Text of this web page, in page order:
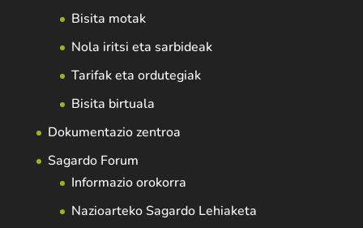
Bisita motak
Nola iritsi eta sarbideak
Tarifak eta ordutegiak
Bisita birtuala
Dokumentazio zentroa
Sagardo Forum
Informazio orokorra
Nazioarteko Sagardo Lehiaketa